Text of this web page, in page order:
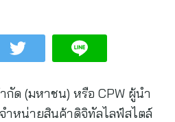
กัด (มหาชน) หรือ CPW ผู้นำ
ำหน่ายสินค้าดิจิทัลไลฟ์สไตล์